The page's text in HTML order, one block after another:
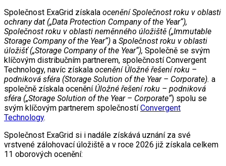
Společnost ExaGrid získala ocenění Společnost roku v oblasti
ochrany dat („Data Protection Company of the Year“),
Společnost roku v oblasti neměnného úložiště („Immutable
Storage Company of the Year“) a Společnost roku v oblasti
úložišť („Storage Company of the Year“), Společně se svým
klíčovým distribučním partnerem, společností Convergent
Technology, navíc získala ocenění Úložné řešení roku –
podniková sféra (Storage Solution of the Year – Corporate). a
společně získala oceněníÚložné řešení roku – podniková
sféra („Storage Solution of the Year – Corporate“) spolu se
svým klíčovým partnerem společnostíConvergent
Technology.
Společnost ExaGrid si i nadále získává uznání za své
vrstvené zálohovací úložiště a v roce 2026 již získala celkem
11 oborových ocenění: